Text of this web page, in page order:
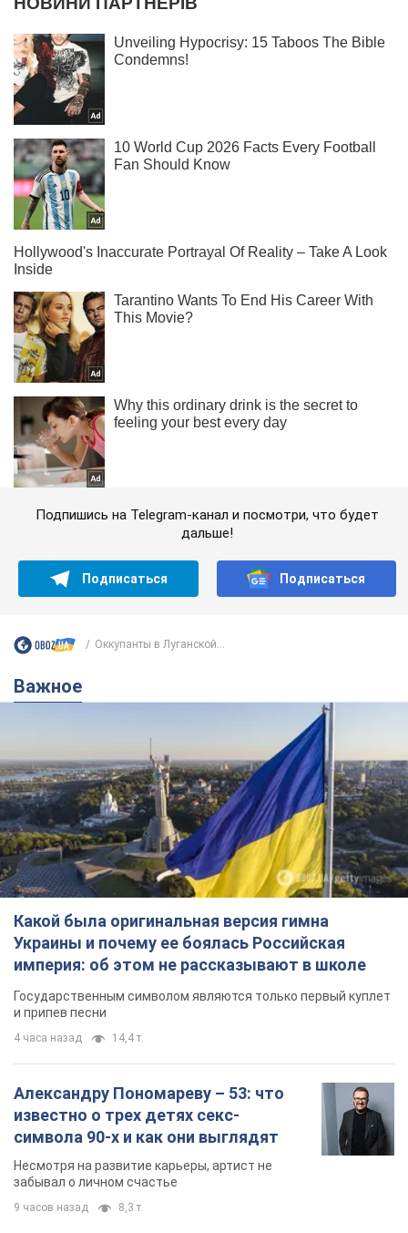
Подпишись на Telegram-канал и посмотри, что будет
дальше!
Подписаться Подписаться
Оккупанты в Луганской...
Важное
Какой была оригинальная версия гимна
Украины и почему ее боялась Российская
империя: об этом не рассказывают в школе
Государственным символом являются только первый куплет
и припев песни
4 часа назад 14,4 т.
Александру Пономареву – 53: что
известно о трех детях секс-
символа 90-х и как они выглядят
Несмотря на развитие карьеры, артист не
забывал о личном счастье
9 часов назад 8,3 т.